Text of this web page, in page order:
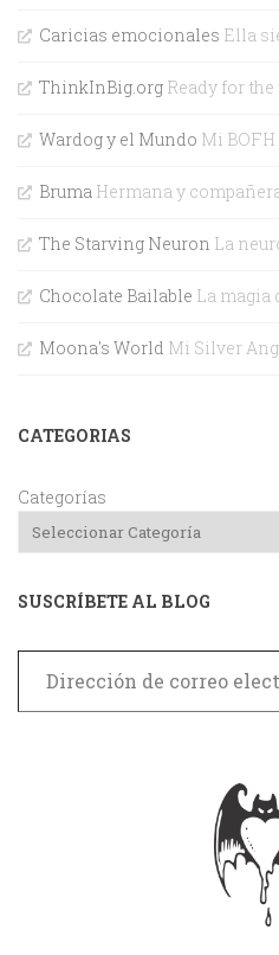
Caricias emocionales Ella
ThinkInBig.org Ready for the
Wardog y el Mundo Mi
Bruma Hermana y
The Starving Neuron La
Chocolate Bailable La magia
Moona's World Mi Silver
CATEGORIAS
Categorías
SUSCRÍBETE AL BLOG
Dirección de correo electrónico